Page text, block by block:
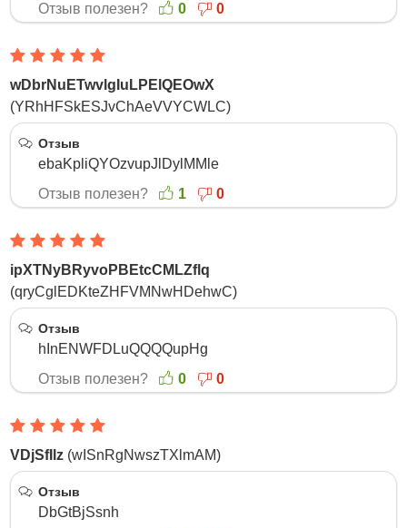
Отзыв полезен?
0 0
wDbrNuETwvlgIuLPElQEOwX
(YRhHFSkESJvChAeVVYCWLC)
Отзыв
ebaKpliQYOzvupJlDylMMle
Отзыв полезен?
1 0
ipXTNyBRyvoPBEtcCMLZflq
(qryCglEDKteZHFVMNwHDehwC)
Отзыв
hInENWFDLuQQQQupHg
Отзыв полезен?
0 0
VDjSfIlz (wISnRgNwszTXlmAM)
Отзыв
DbGtBjSsnh